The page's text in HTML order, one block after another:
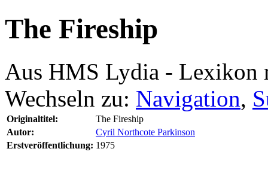
The Fireship
Aus HMS Lydia - Lexikon
Wechseln zu: Navigation,
Originaltitel:
The Fireship
Autor:
Cyril Northcote Parkinson
Erstveröffentlichung: 1975